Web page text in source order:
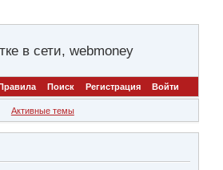
в сети, webmoney
Поиск Регистрация Войти
Активные темы